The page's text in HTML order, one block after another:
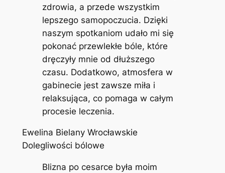
zdrowia, a przede wszystkim
lepszego samopoczucia. Dzięki
naszym spotkaniom udało mi się
pokonać przewlekłe bóle, które
dręczyły mnie od dłuższego
czasu. Dodatkowo, atmosfera w
gabinecie jest zawsze miła i
relaksująca, co pomaga w całym
procesie leczenia.
Ewelina Bielany Wrocławskie
Dolegliwości bólowe
Blizna po cesarce była moim